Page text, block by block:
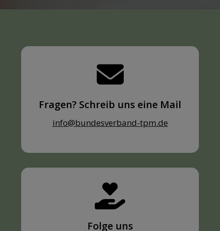
Fragen? Schreib uns eine Mail
info@bundesverband-tpm.de
Folge uns